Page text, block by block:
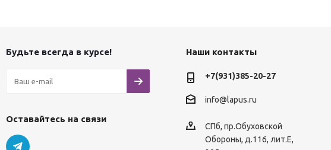
Будьте всегда в курсе!
Оставайтесь на связи
Наши контакты
+7(931)385-20-27
info@lapus.ru
СПб, пр.Обуховской
Обороны, д.116, лит.Е,